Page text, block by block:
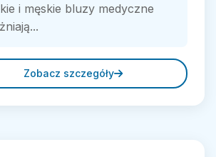
i męskie bluzy medyczne
Zobacz szczegóły